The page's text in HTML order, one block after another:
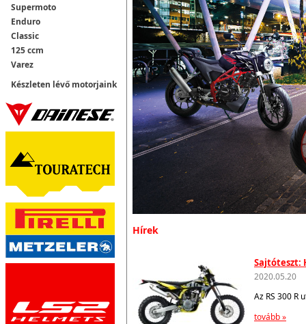
Supermoto
Enduro
Classic
125 ccm
Varez
Készleten lévő motorjaink
Hírek
Sajtóteszt:
2020.05.20
Az RS 300 R
tovább »